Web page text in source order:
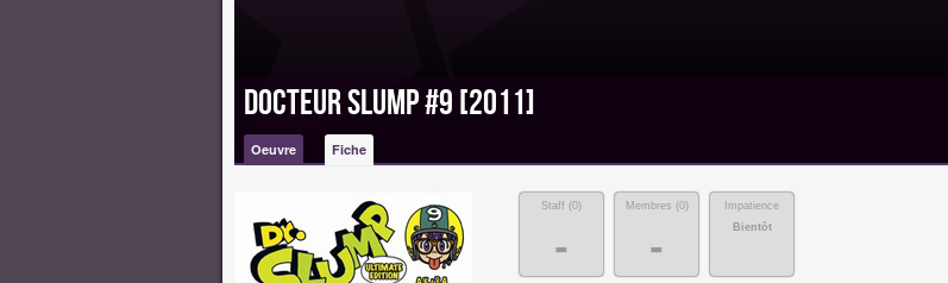
Docteur Slump #9 [2011]
Oeuvre Fiche
Staff (0)
-
Membres (0)
-
Impatience
Bientôt